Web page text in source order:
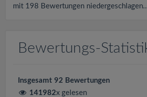
mit 198 Bewertungen
Bewertungs-
Insgesamt 92 Bewertungen
141982x gelesen
a
o